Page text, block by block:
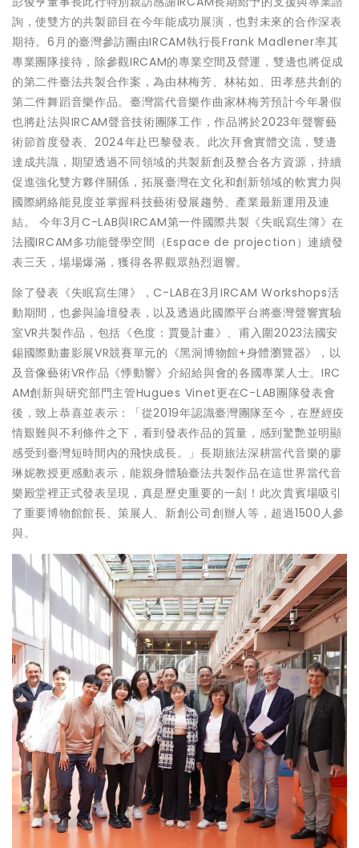
詢，使雙方的共製節目在今年能成功展演，也對未來的合作深表
期待。6月的臺灣參訪團由IRCAM執行長Frank Madlener率其
專業團隊接待，除參觀IRCAM的專業空間及營運，雙邊也將促成
的第二件臺法共製合作案，為由林梅芳、林祐如、田孝慈共創的
第二件舞蹈音樂作品。臺灣當代音樂作曲家林梅芳預計今年暑假
也將赴法與IRCAM聲音技術團隊工作，作品將於2023年聲響藝
術節首度發表、2024年赴巴黎發表。此次拜會實體交流，雙邊
達成共識，期望透過不同領域的共製新創及整合各方資源，持續
促進強化雙方夥伴關係，拓展臺灣在文化和創新領域的軟實力與
國際網絡能見度並掌握科技藝術發展趨勢、產業最新運用及連
結。 今年3月C-LAB與IRCAM第一件國際共製《失眠寫生簿》在
法國IRCAM多功能聲學空間（Espace de projection）連續發
表三天，場場爆滿，獲得各界觀眾熱烈迴響。
除了發表《失眠寫生簿》，C-LAB在3月IRCAM Workshops活
動期間，也參與論壇發表，以及透過此國際平台將臺灣聲響實驗
室VR共製作品，包括《色度：賈曼計畫》、甫入圍2023法國安
錫國際動畫影展VR競賽單元的《黑洞博物館+身體瀏覽器》，以
及音像藝術VR作品《悸動響》介紹給與會的各國專業人士。IRC
AM創新與研究部門主管Hugues Vinet更在C-LAB團隊發表會
後，致上恭喜並表示：「從2019年認識臺灣團隊至今，在歷經疫
情艱難與不利條件之下，看到發表作品的質量，感到驚艷並明顯
感受到臺灣短時間內的飛快成長。」長期旅法深耕當代音樂的廖
琳妮教授更感動表示，能親身體驗臺法共製作品在這世界當代音
樂殿堂裡正式發表呈現，真是歷史重要的一刻！此次貴賓場吸引
了重要博物館館長、策展人、新創公司創辦人等，超過1500人參
與。